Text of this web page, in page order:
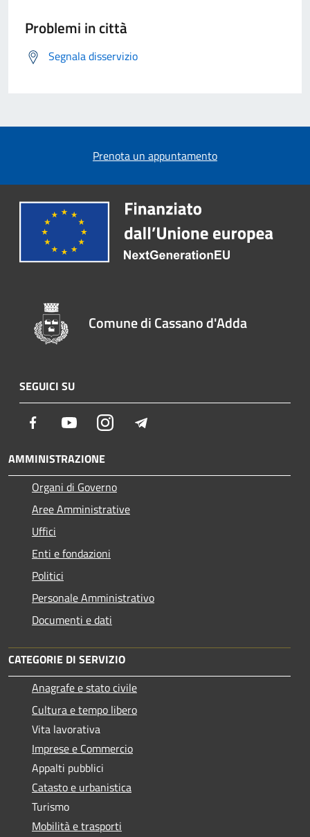
Problemi in città
Segnala disservizio
Prenota un appuntamento
Comune di Cassano d'Adda
SEGUICI SU
Facebook YoutubeInstagram
AMMINISTRAZIONE
Organi di Governo
Aree Amministrative
Uffici
Enti e fondazioni
Politici
Personale Amministrativo
Documenti e dati
CATEGORIE DI SERVIZIO
Anagrafe e stato civile
Cultura e tempo libero
Vita lavorativa
Imprese e Commercio
Appalti pubblici
Catasto e urbanistica
Turismo
Mobilità e trasporti